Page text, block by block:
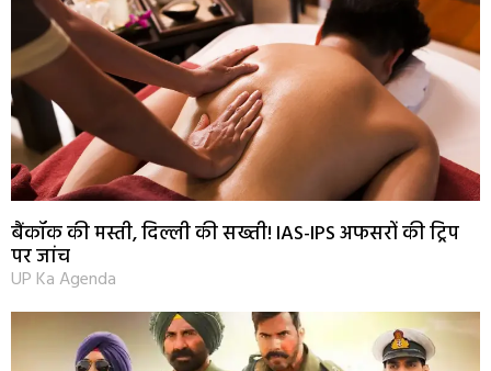
बैंकॉक की मस्ती, दिल्ली की सख्ती! IAS-IPS अफसरों की ट्रिप
पर जांच
UP Ka Agenda